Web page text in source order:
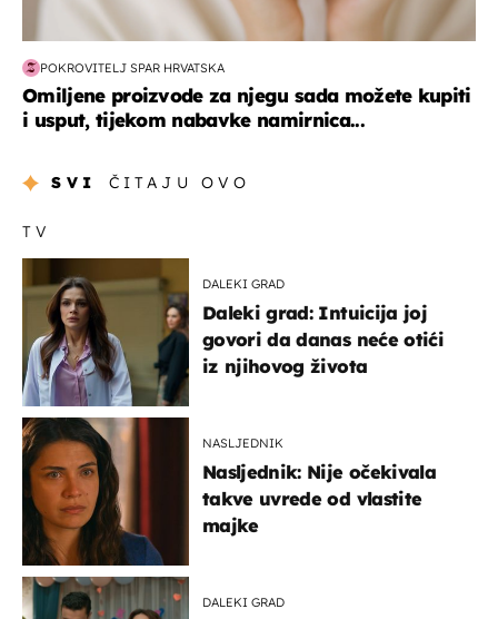
POKROVITELJ SPAR HRVATSKA
Omiljene proizvode za njegu sada možete kupiti
i usput, tijekom nabavke namirnica...
SVI ČITAJU OVO
TV
DALEKI GRAD
Daleki grad: Intuicija joj
govori da danas neće otići
iz njihovog života
NASLJEDNIK
Nasljednik: Nije očekivala
takve uvrede od vlastite
majke
DALEKI GRAD